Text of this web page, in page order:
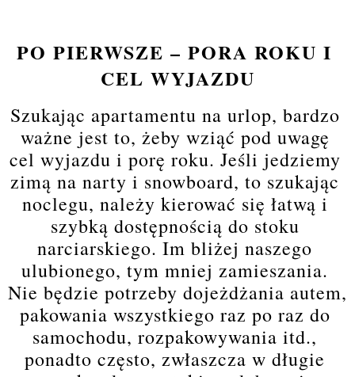
PO PIERWSZE – PORA ROKU I
CEL WYJAZDU
Szukając apartamentu na urlop, bardzo
ważne jest to, żeby wziąć pod uwagę
cel wyjazdu i porę roku. Jeśli jedziemy
zimą na narty i snowboard, to szukając
noclegu, należy kierować się łatwą i
szybką dostępnością do stoku
narciarskiego. Im bliżej naszego
ulubionego, tym mniej zamieszania.
Nie będzie potrzeby dojeżdżania autem,
pakowania wszystkiego raz po raz do
samochodu, rozpakowywania itd.,
ponadto często, zwłaszcza w długie